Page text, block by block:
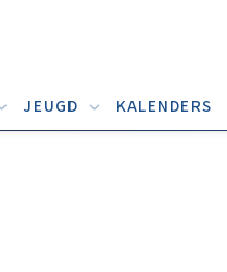
JEUGD KALENDERS